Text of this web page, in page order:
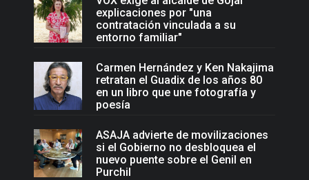
explicaciones por "una
contratación vinculada a su
entorno familiar"
Carmen Hernández y Ken Nakajima
retratan el Guadix de los años 80
en un libro que une fotografía y
poesía
ASAJA advierte de movilizaciones
si el Gobierno no desbloquea el
nuevo puente sobre el Genil en
Purchil